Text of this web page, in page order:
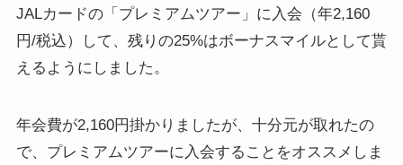
JALカードの「プレミアムツアー」に入会（年2,160
円/税込）して、残りの25%はボーナスマイルとして貰
えるようにしました。
年会費が2,160円掛かりましたが、十分元が取れたの
で、プレミアムツアーに入会することをオススメしま